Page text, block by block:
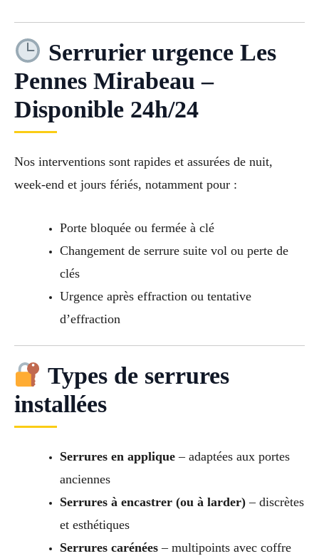
Serrurier urgence Les
Pennes Mirabeau –
Disponible 24h/24
Nos interventions sont rapides et assurées de nuit,
week-end et jours fériés, notamment pour :
Porte bloquée ou fermée à clé
Changement de serrure suite vol ou perte de
clés
Urgence après effraction ou tentative
d’effraction
Types de serrures
installées
Serrures en applique– adaptées aux portes
anciennes
Serrures à encastrer (ou à larder)– discrètes
et esthétiques
Serrures carénées– multipoints avec coffre